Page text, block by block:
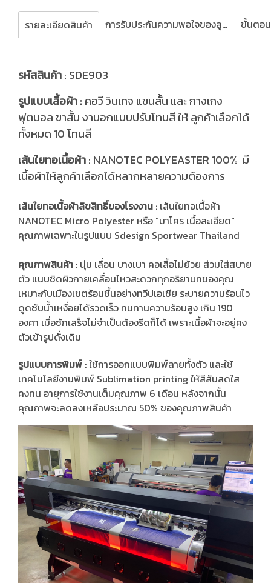
รายละเอียดสินค้า การรับประกันความพอใจของลูกค้า
รหัสสินค้า: SDE903
รูปแบบเสื้อผ้า :คอวี วินเทจ แขนสั้น และ กางเกง
ฟุตบอล ขาสั้น งานอกแบบปรับโทนสี ให้ ลูกค้าเลือกได้
ทั้งหมด 10 โทนสี
เส้นใยทอเนื้อผ้า: NANOTEC POLYEASTER 100% มี
เนื้อผ้าให้ลูกค้าเลือกได้หลากหลายความต้องการ
เส้นใยทอเนื้อผ้าลิขสิทธิ์ของโรงงาน : เส้นใยทอเนื้อผ้า
NANOTEC Micro Polyester หรือ "มาโคร เนื้อละเอียด"
คุณภาพเฉพาะในรูปแบบ Sdesign Sportwear Thailand
คุณภาพสินค้า : นุ่ม เลื่อน บางเบา คอเสื้อไม่ย้วย ส่วมใส่สบาย
ตัว แนบชิดผิวกายเคลื่อนไหวสะดวกทุกอริยาบทของคุณ
เหมาะกับเมืองเขตร้อนชื้นอย่างทวีปเอเชีย ระบายความร้อนไว
ดูดซับน้ำเหงื่อยได้รวดเร็ว ทนทานความร้อนสูง เกิน 190
องศา เมื่อซักเสร็จไม่จำเป็นต้องรีดก็ได้ เพราะเนื้อผ้าจะอยู่คง
ตัวเข้ารูปดั่งเดิม
รูปแบบการพิมพ์ : ใช้การออกแบบพิมพ์ลายทั้งตัว และใช้
เทคโนโลยีงานพิมพ์ Sublimation printing ให้สีสันสดใส
คงทน อายุการใช้งานเต็มคุณภาพ 6 เดือน หลังจากนั้น
คุณภาพจะลดลงเหลือประมาณ 50% ของคุณภาพสินค้า